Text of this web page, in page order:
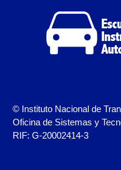
Otorgamiento
Servicio Conexo
Pasajeros.
Tarifa por Concepto
Vehículos en
© Instituto Nacional de
Oficina de Sistemas y
RIF: G-20002414-3